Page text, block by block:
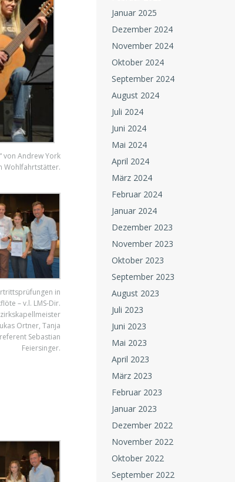
von Andrew York
Wohlfahrtstätter.
in
– v.l. LMS-Dir.
Ortner, Tanja
Sebastian
Feiersinger.
Januar 2025
Dezember 2024
November 2024
Oktober 2024
September 2024
August 2024
Juli 2024
Juni 2024
Mai 2024
April 2024
März 2024
Februar 2024
Januar 2024
Dezember 2023
November 2023
Oktober 2023
September 2023
August 2023
Juli 2023
Juni 2023
Mai 2023
April 2023
März 2023
Februar 2023
Januar 2023
Dezember 2022
November 2022
Oktober 2022
September 2022